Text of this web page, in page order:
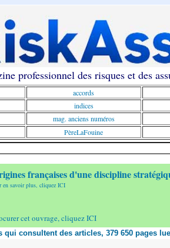
professionnel des risques et des
accords
indices
mag. anciens numéros
PèreLaFouine
françaises d'une discipline
en savoir plus, cliquez ICI
cet ouvrage, cliquez ICI
qui consultent des articles, 379 650 pages